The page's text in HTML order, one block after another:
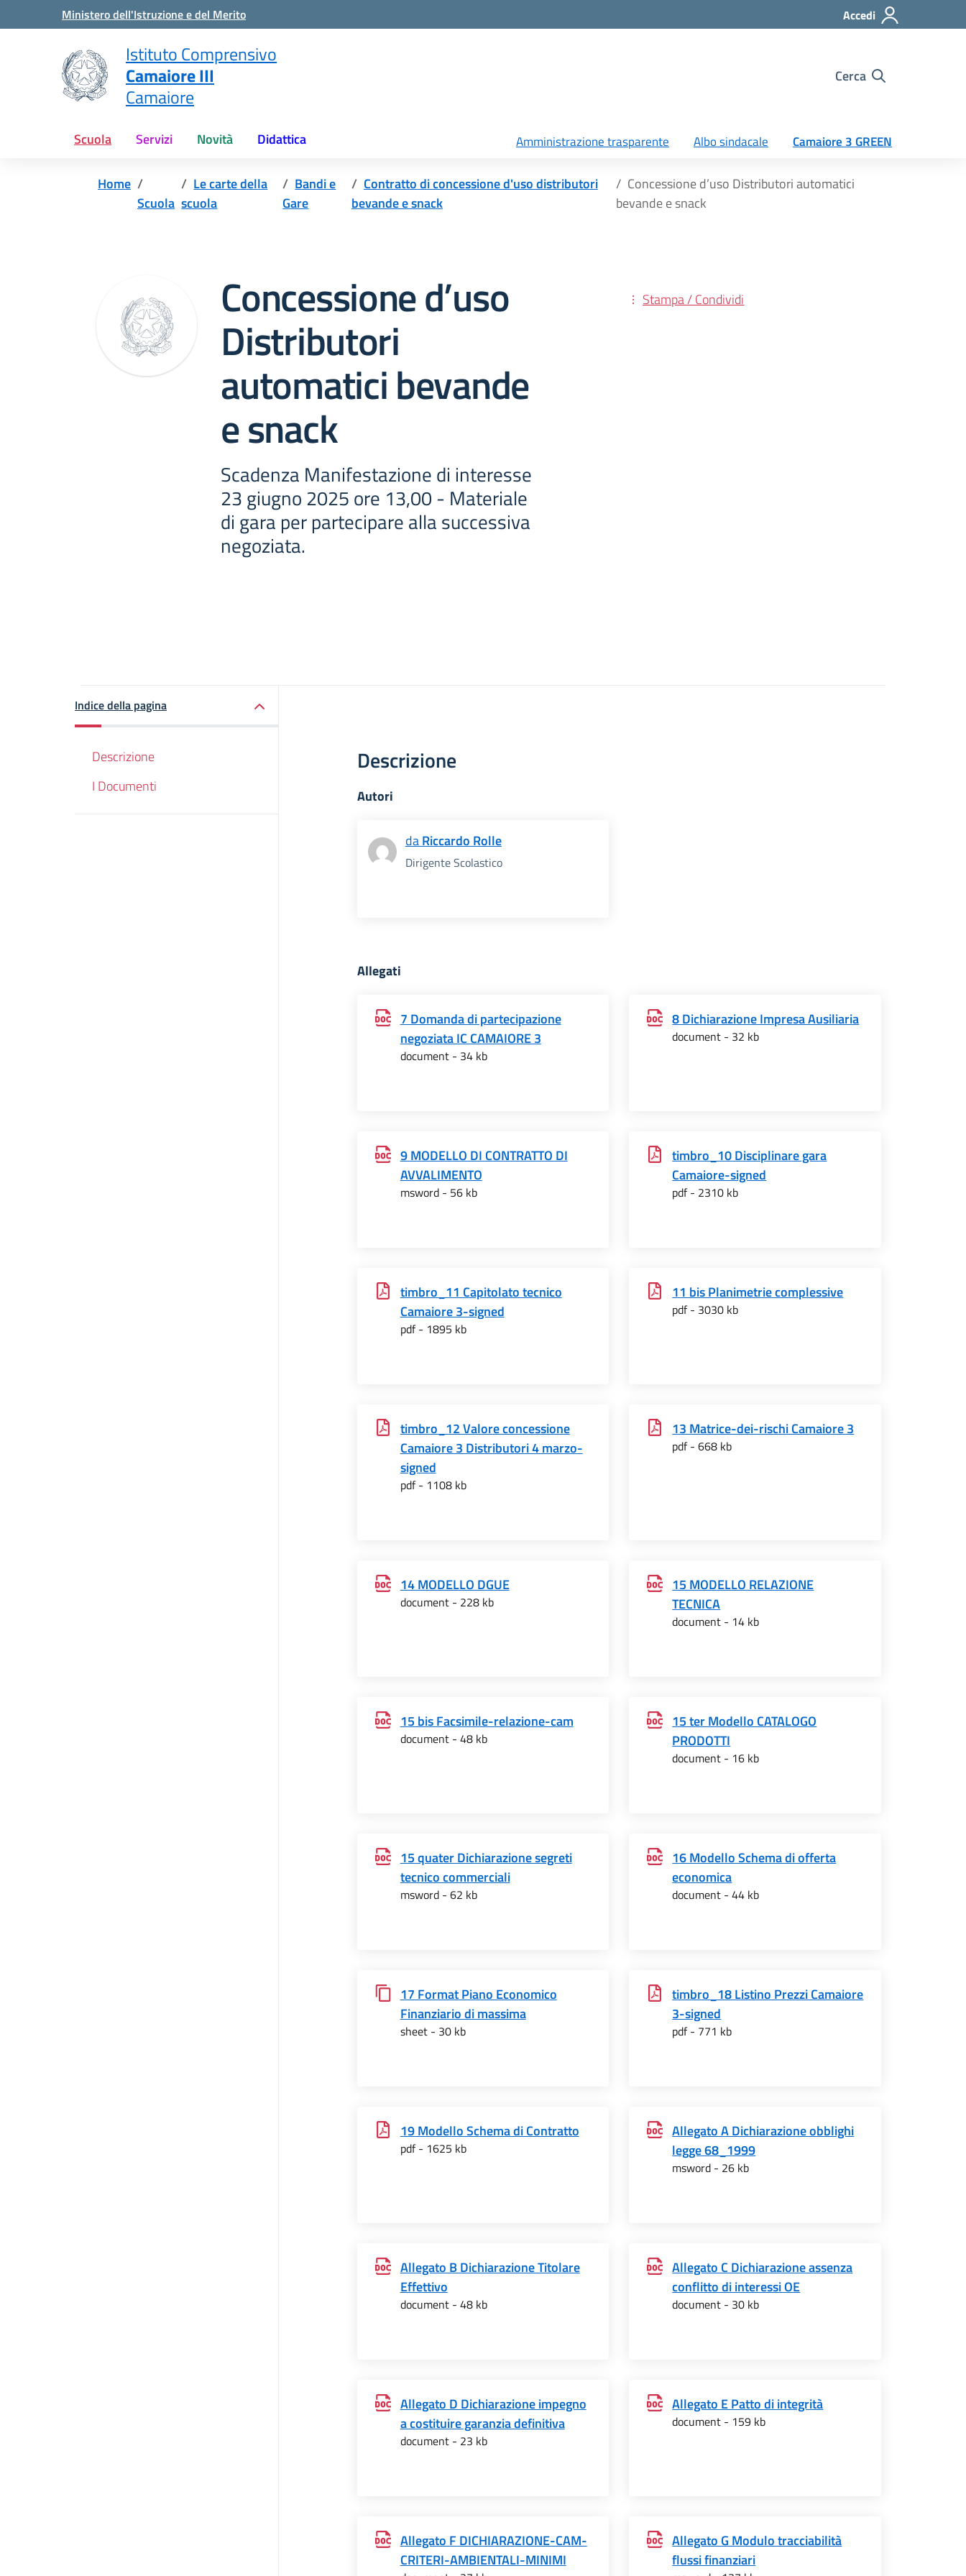
Vai ai contenuti
Vai al menu di navigazione
Ministero dell'Istruzione e del Merito Accedi
Istituto Comprensivo
Camaiore III
Camaiore
Cerca
Scuola Servizi Novità Didattica Amministrazione trasparente Albo sindacale Camaiore 3 GREEN
Home
Scuola
Le carte della
scuola
Bandi e
Gare
Contratto di concessione d'uso distributori
bevande e snack
Concessione d’uso Distributori automatici
bevande e snack
Concessione d’uso
Distributori
automatici bevande
e snack
Scadenza Manifestazione di interesse
23 giugno 2025 ore 13,00 - Materiale
di gara per partecipare alla successiva
negoziata.
Stampa / Condividi
Indice della pagina
Descrizione
I Documenti
Descrizione
Autori
daRiccardo Rolle
Dirigente Scolastico
Allegati
7 Domanda di partecipazione
negoziata IC CAMAIORE 3
document - 34 kb
8 Dichiarazione Impresa Ausiliaria
document - 32 kb
9 MODELLO DI CONTRATTO DI
AVVALIMENTO
msword - 56 kb
timbro_10 Disciplinare gara
Camaiore-signed
pdf - 2310 kb
timbro_11 Capitolato tecnico
Camaiore 3-signed
pdf - 1895 kb
11 bis Planimetrie complessive
pdf - 3030 kb
timbro_12 Valore concessione
Camaiore 3 Distributori 4 marzo-
signed
pdf - 1108 kb
13 Matrice-dei-rischi Camaiore 3
pdf - 668 kb
14 MODELLO DGUE
document - 228 kb
15 MODELLO RELAZIONE
TECNICA
document - 14 kb
15 bis Facsimile-relazione-cam
document - 48 kb
15 ter Modello CATALOGO
PRODOTTI
document - 16 kb
15 quater Dichiarazione segreti
tecnico commerciali
msword - 62 kb
16 Modello Schema di offerta
economica
document - 44 kb
17 Format Piano Economico
Finanziario di massima
sheet - 30 kb
timbro_18 Listino Prezzi Camaiore
3-signed
pdf - 771 kb
19 Modello Schema di Contratto
pdf - 1625 kb
Allegato A Dichiarazione obblighi
legge 68_1999
msword - 26 kb
Allegato B Dichiarazione Titolare
Effettivo
document - 48 kb
Allegato C Dichiarazione assenza
conflitto di interessi OE
document - 30 kb
Allegato D Dichiarazione impegno
a costituire garanzia definitiva
document - 23 kb
Allegato E Patto di integrità
document - 159 kb
Allegato F DICHIARAZIONE-CAM-
CRITERI-AMBIENTALI-MINIMI
Allegato G Modulo tracciabilità
flussi finanziari